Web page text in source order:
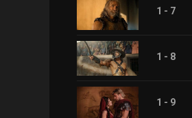
1 - 7
1 - 8
1 - 9